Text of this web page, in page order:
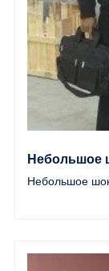
Небольшое
партнера в